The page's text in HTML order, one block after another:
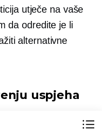
utječe na vaše
da odredite je li
alternativne
uspjeha